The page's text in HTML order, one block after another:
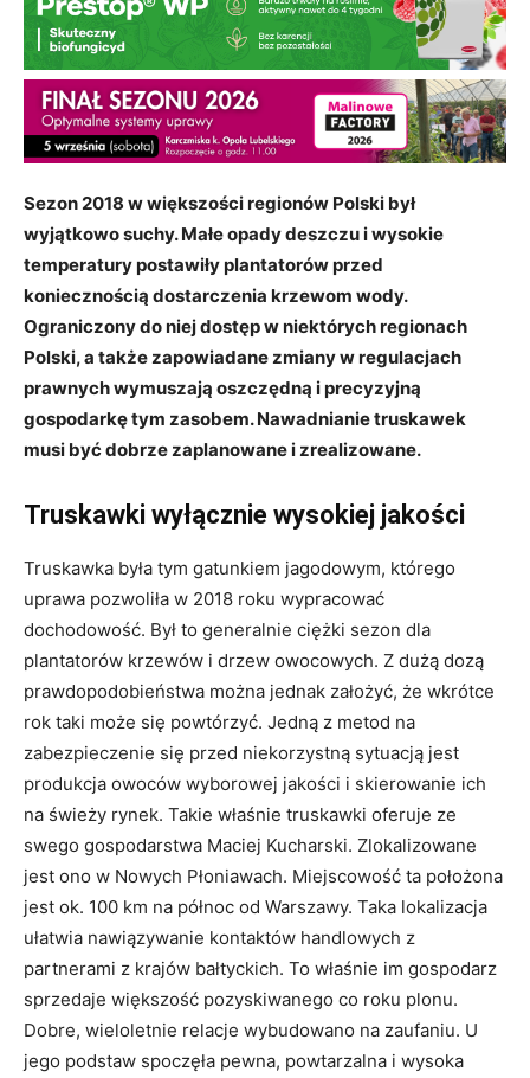
Sezon 2018 w większości regionów Polski był
wyjątkowo suchy. Małe opady deszczu i wysokie
temperatury postawiły plantatorów przed
koniecznością dostarczenia krzewom wody.
Ograniczony do niej dostęp w niektórych regionach
Polski, a także zapowiadane zmiany w regulacjach
prawnych wymuszają oszczędną i precyzyjną
gospodarkę tym zasobem. Nawadnianie truskawek
musi być dobrze zaplanowane i zrealizowane.
Truskawki wyłącznie wysokiej jakości
Truskawka była tym gatunkiem jagodowym, którego
uprawa pozwoliła w 2018 roku wypracować
dochodowość. Był to generalnie ciężki sezon dla
plantatorów krzewów i drzew owocowych. Z dużą dozą
prawdopodobieństwa można jednak założyć, że wkrótce
rok taki może się powtórzyć. Jedną z metod na
zabezpieczenie się przed niekorzystną sytuacją jest
produkcja owoców wyborowej jakości i skierowanie ich
na świeży rynek. Takie właśnie truskawki oferuje ze
swego gospodarstwa Maciej Kucharski. Zlokalizowane
jest ono w Nowych Płoniawach. Miejscowość ta położona
jest ok. 100 km na północ od Warszawy. Taka lokalizacja
ułatwia nawiązywanie kontaktów handlowych z
partnerami z krajów bałtyckich. To właśnie im gospodarz
sprzedaje większość pozyskiwanego co roku plonu.
Dobre, wieloletnie relacje wybudowano na zaufaniu. U
jego podstaw spoczęła pewna, powtarzalna i wysoka